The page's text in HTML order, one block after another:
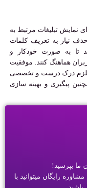
نمایش تبلیغات مرتبط به
حذف نیاز به تعریف کلمات
تا به صورت خودکار و
هماهنگ کنند. موفقیت
درک درست و تخصصی
پیگیری و بهینه سازی
ما بپرسید!
رایگان میتوانید با